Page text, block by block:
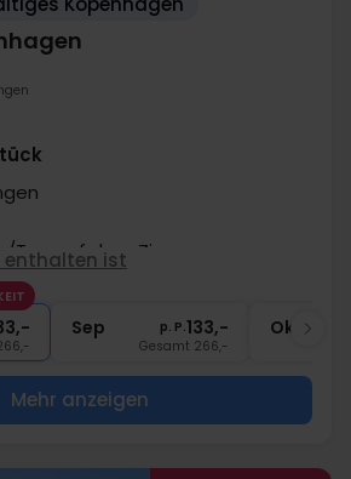
Tee auf dem Zimmer
und Parken
enthalten ist
Sep p. P.133,-
Gesamt 266,-
Okt
Mehr anzeigen